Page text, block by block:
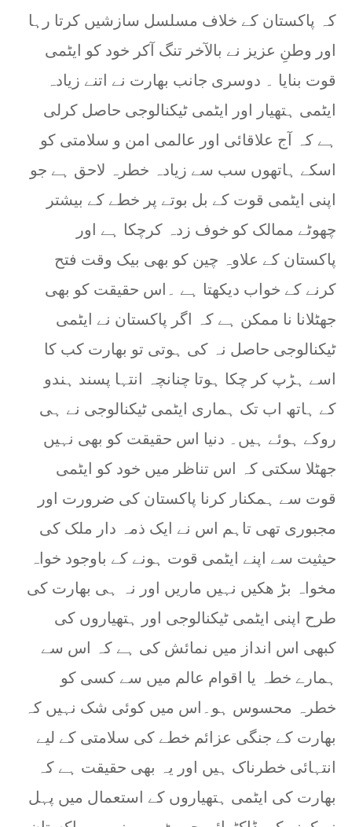
کہ پاکستان کے خلاف مسلسل سازشیں کرتا رہا
اور وطنِ عزیز نے بالآخر تنگ آکر خود کو ایٹمی
قوت بنایا ۔ دوسری جانب بھارت نے اتنے زیادہ
ایٹمی ہتھیار اور ایٹمی ٹیکنالوجی حاصل کرلی
ہے کہ آج علاقائی اور عالمی امن و سلامتی کو
اسکے ہاتھوں سب سے زیادہ خطرہ لاحق ہے جو
اپنی ایٹمی قوت کے بل بوتے پر خطے کے بیشتر
چھوٹے ممالک کو خوف زدہ کرچکا ہے اور
پاکستان کے علاوہ چین کو بھی بیک وقت فتح
کرنے کے خواب دیکھتا ہے ۔اس حقیقت کو بھی
جھٹلانا نا ممکن ہے کہ اگر پاکستان نے ایٹمی
ٹیکنالوجی حاصل نہ کی ہوتی تو بھارت کب کا
اسے ہڑپ کر چکا ہوتا چنانچہ انتہا پسند ہندو
کے ہاتھ اب تک ہماری ایٹمی ٹیکنالوجی نے ہی
روکے ہوئے ہیں۔ دنیا اس حقیقت کو بھی نہیں
جھٹلا سکتی کہ اس تناظر میں خود کو ایٹمی
قوت سے ہمکنار کرنا پاکستان کی ضرورت اور
مجبوری تھی تاہم اس نے ایک ذمہ دار ملک کی
حیثیت سے اپنے ایٹمی قوت ہونے کے باوجود خواہ
مخواہ بڑ ھکیں نہیں ماریں اور نہ ہی بھارت کی
طرح اپنی ایٹمی ٹیکنالوجی اور ہتھیاروں کی
کبھی اس انداز میں نمائش کی ہے کہ اس سے
ہمارے خطہ یا اقوام عالم میں سے کسی کو
خطرہ محسوس ہو۔اس میں کوئی شک نہیں کہ
بھارت کے جنگی عزائم خطے کی سلامتی کے لیے
انتہائی خطرناک ہیں اور یہ بھی حقیقت ہے کہ
بھارت کی ایٹمی ہتھیاروں کے استعمال میں پہل